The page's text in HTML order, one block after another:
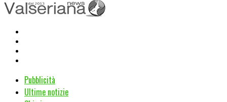
Pubblicità
Ultime notizie